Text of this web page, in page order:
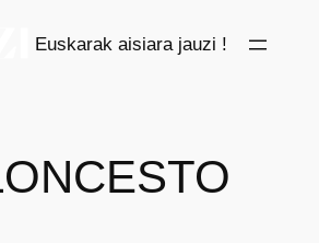
Euskarak aisiara jauzi !